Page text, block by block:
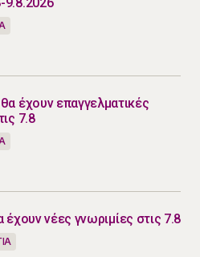
έχουν επαγγελματικές
7.8
νέες γνωριμίες στις 7.8